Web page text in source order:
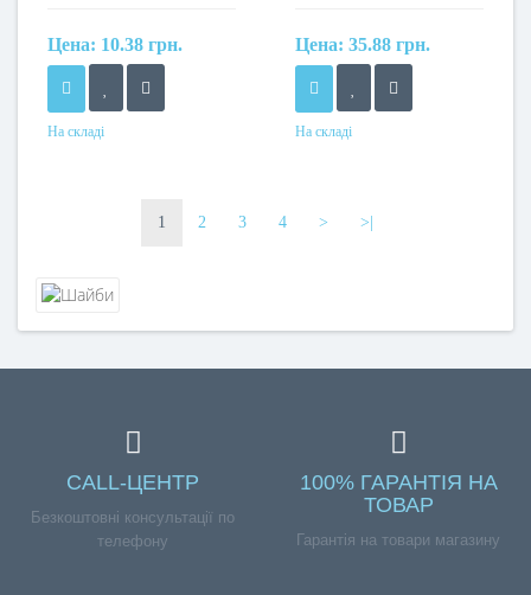
Цена: 10.38 грн.
На складі
Цена: 35.88 грн.
На складі
1 2 3 4 > >|
CALL-ЦЕНТР
Безкоштовні консультації по
телефону
100% ГАРАНТІЯ НА
ТОВАР
Гарантія на товари магазину